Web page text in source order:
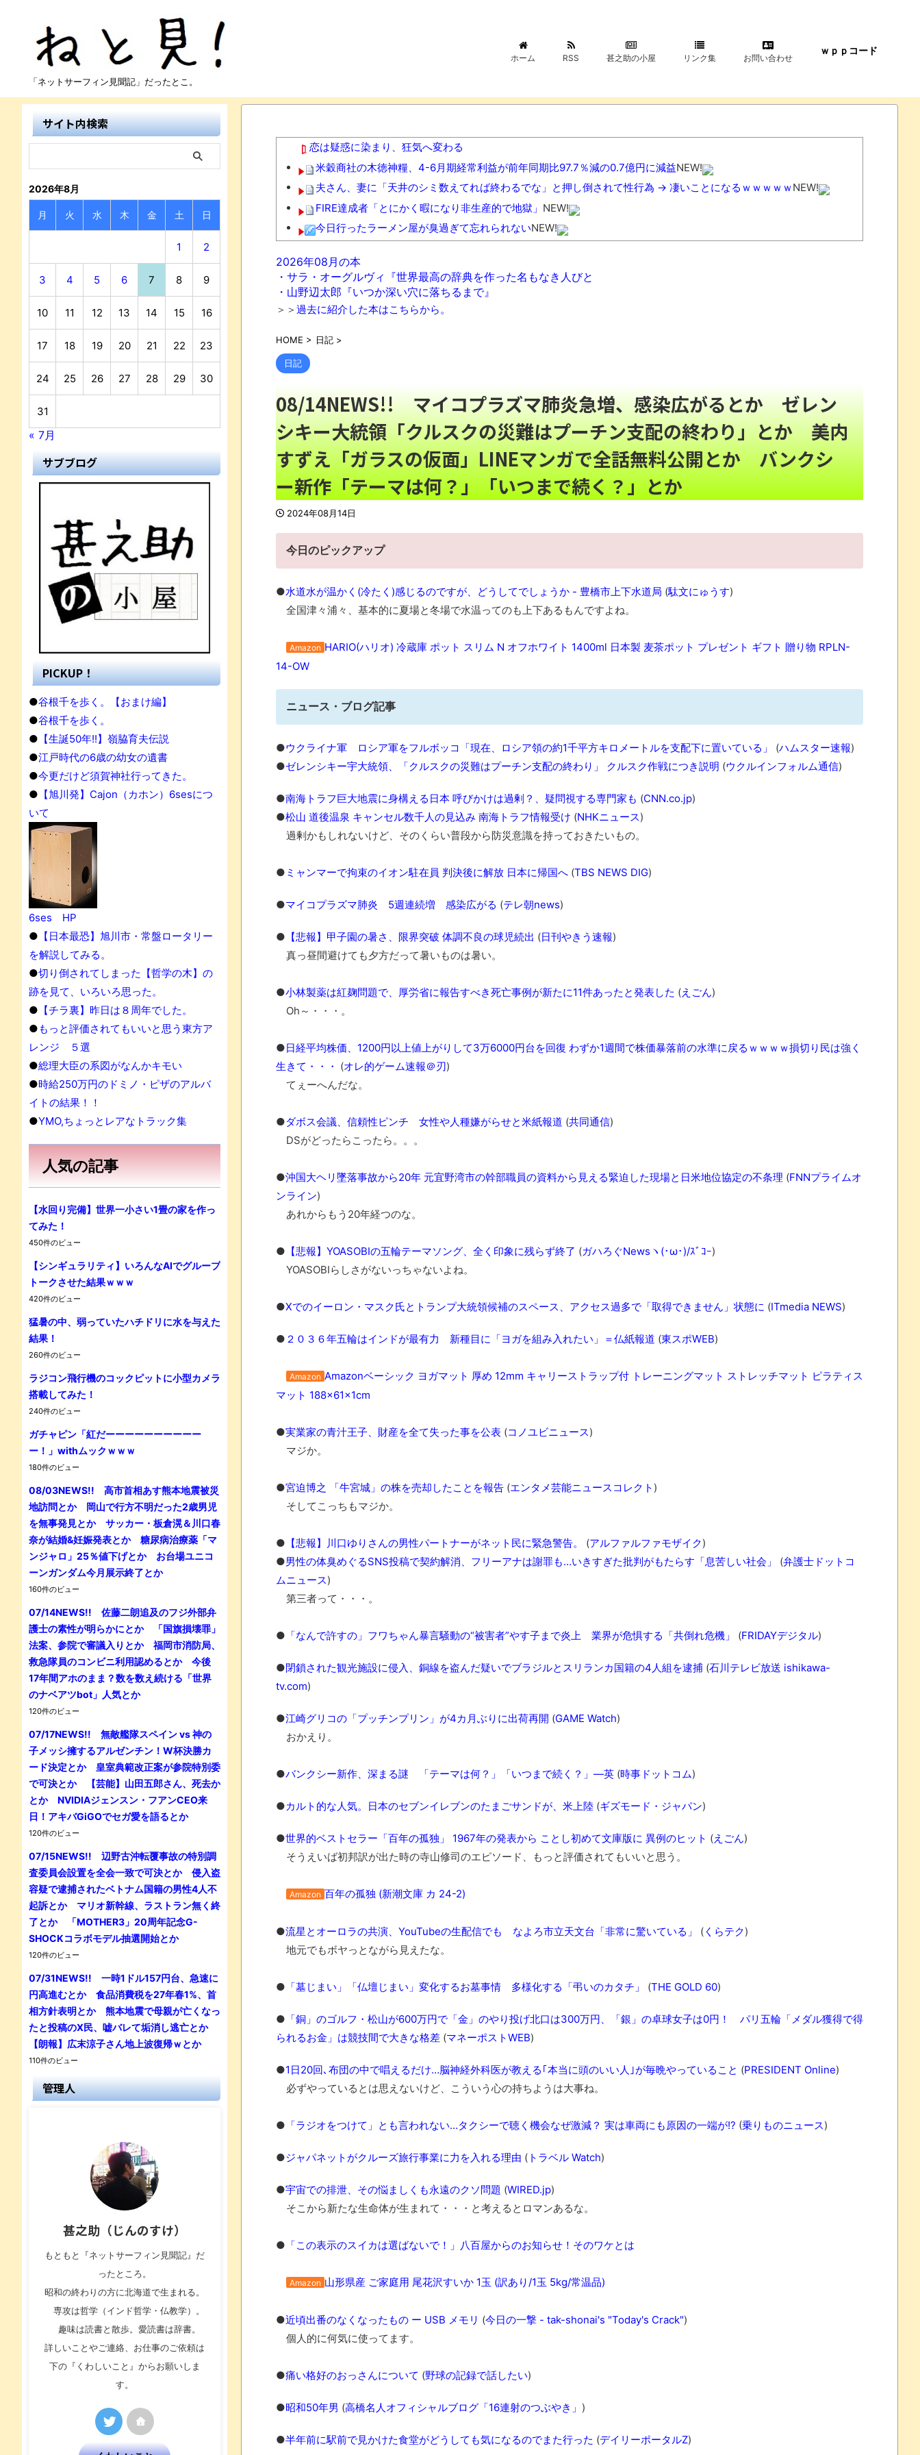
「ネットサーフィン見聞記」だったとこ。
ホーム RSS 甚之助の小屋 リンク集 お問い合わせ
ｗｐｐコード
恋は疑惑に染まり、狂気へ変わる
米穀商社の木徳神糧、4-6月期経常利益が前年同期比97.7％減の0.7億円に減益NEW!
夫さん、妻に「天井のシミ数えてれば終わるでな」と押し倒されて性行為 → 凄いことになるｗｗｗｗｗNEW!
FIRE達成者「とにかく暇になり非生産的で地獄」 NEW!
今日行ったラーメン屋が臭過ぎて忘れられないNEW!
ワイの妻(35)、町内会の掃除から汗だくで帰宅ｗｗｗｗｗｗ
【画像】このボケて、破壊力ありすぎてクッソワロタｗｗｗｗｗｗｗｗｗ
【有能】政府「トラックはサービスエリア利用有料化すればサボらず走るし流問題解決じゃね？」
【07日の新刊】「魔女と傭兵 9」「転生したら第七王子だったので、気ままに魔術を極めます 24」「ポンコツ魔王
の田舎暮らし 6」NEW!
【悲報】クロちゃん、まともになってしまう
NEW!
【AI】ルイス・フロイスが歌う『日本史』
週間少年ジャンプのグッズ(43億円分)を注文してキャンセルした32歳女が逮捕
凡庸な悪
ロープと滑車と犬マスクでエクストリーム変身。
お前らの身体の悩み教えてくれ
『FF15』が発売10周年！ノクティスフィギュアなどが当たる記念くじが登場です
「アメリカのヤンキーがアジア人にケンカを売った結果ｗｗｗ」 ほか
映画ちいかわ観に行ったので感想を書きます(若干ネタバレあり) 26/07/25
マケイン9巻＆アニメ公式ガイド感想
独学で挑んだ2026年二級建築士学科試験結果速報（仮）
体験談：仕事で同じビルの中に入っているグループ会社の嫁子 [ほのぼの]
葉月つばさちゃん、昔から見てるんだけどかなりお姉さんになったね
バージョンアップ情報更新 AOMEI Backupper Standard 8.3.0 などバージョンアップ
高嶋ちさ子、ダウン症の姉が暴行事件！事件の一部始終と衝撃の結末
果･････････････････････････････
長野県のなめこのデカさが規格外だったｗｗ
【画像】整形で2400万円超えの美女、水着グラビアに挑戦
歴ログは10周年ですがnoteに引っ越します
進撃の巨人シーズン7 ファイナルシーズンの感想
【衝撃】道志村の骨や服、沢の上流から流されてきた可能性・・・・・・・・・
オーストラリアの男性飛行家 太平洋横断飛行
【中国】パトカーの前で好演技www当たり屋やお煽り運転など盛りだくさん
「ム、ムリです・・・」メガネ美人ナースに入院中のオレのオナサポ懇願したら・・・
ナチスドイツは何故バルバロッサ作戦とかいう無茶に踏み切ってしまったのか
【極画像】名古屋の地下鉄wwwwwwwwwwww
見ていると！悲しくなってしまう猫の画像の数々！！
Powered by livedoor 相互RSS
2026年08月の本
・サラ・オーグルヴィ『世界最高の辞典を作った名もなき人びと
・山野辺太郎『いつか深い穴に落ちるまで』
＞＞ 過去に紹介した本はこちらから。
HOME > 日記 >
日記
08/14NEWS!! マイコプラズマ肺炎急増、感染広がるとか ゼレン
シキー大統領「クルスクの災難はプーチン支配の終わり」とか 美内
すずえ「ガラスの仮面」LINEマンガで全話無料公開とか バンクシ
ー新作「テーマは何？」「いつまで続く？」とか
2024年08月14日
今日のピックアップ
●水道水が温かく(冷たく)感じるのですが、どうしてでしょうか - 豊橋市上下水道局 (駄文にゅうす)
全国津々浦々、基本的に夏場と冬場で水温ってのも上下あるもんですよね。
Amazon HARIO(ハリオ) 冷蔵庫 ポット スリム N オフホワイト 1400ml 日本製 麦茶ポット プレゼント ギフト 贈り物 RPLN-
14-OW
ニュース・ブログ記事
●ウクライナ軍 ロシア軍をフルボッコ「現在、ロシア領の約1千平方キロメートルを支配下に置いている」 (ハムスター速報)
●ゼレンシキー宇大統領、「クルスクの災難はプーチン支配の終わり」 クルスク作戦につき説明 (ウクルインフォルム通信)
●南海トラフ巨大地震に身構える日本 呼びかけは過剰？、疑問視する専門家も (CNN.co.jp)
●松山 道後温泉 キャンセル数千人の見込み 南海トラフ情報受け (NHKニュース)
過剰かもしれないけど、そのくらい普段から防災意識を持っておきたいもの。
● ミャンマーで拘束のイオン駐在員 判決後に解放 日本に帰国へ (TBS NEWS DIG)
●マイコプラズマ肺炎 5週連続増 感染広がる (テレ朝news)
● 【悲報】甲子園の暑さ、限界突破 体調不良の球児続出 (日刊やきう速報)
真っ昼間避けても夕方だって暑いものは暑い。
●小林製薬は紅麹問題で、厚労省に報告すべき死亡事例が新たに11件あったと発表した (えごん)
Oh～・・・。
●日経平均株価、1200円以上値上がりして3万6000円台を回復 わずか1週間で株価暴落前の水準に戻るｗｗｗｗ損切り民は強く
生きて・・・ (オレ的ゲーム速報＠刃)
てぇーへんだな。
●ダボス会議、信頼性ピンチ 女性や人種嫌がらせと米紙報道 (共同通信)
DSがどったらこったら。。。
●沖国大ヘリ墜落事故から20年 元宜野湾市の幹部職員の資料から見える緊迫した現場と日米地位協定の不条理 (FNNプライムオ
ンライン)
あれからもう20年経つのな。
● 【悲報】YOASOBIの五輪テーマソング、全く印象に残らず終了 (ガハろぐNewsヽ(･ω･)/ｽﾞｺｰ)
YOASOBIらしさがないっちゃないよね。
●Xでのイーロン・マスク氏とトランプ大統領候補のスペース、アクセス過多で「取得できません」状態に (ITmedia NEWS)
● ２０３６年五輪はインドが最有力 新種目に「ヨガを組み入れたい」＝仏紙報道 (東スポWEB)
Amazon Amazonベーシック ヨガマット 厚め 12mm キャリーストラップ付 トレーニングマット ストレッチマット ピラティス
マット 188×61×1cm
●実業家の青汁王子、財産を全て失った事を公表 (コノユビニュース)
マジか。
●宮迫博之 「牛宮城」の株を売却したことを報告 (エンタメ芸能ニュースコレクト )
そしてこっちもマジか。
● 【悲報】川口ゆりさんの男性パートナーがネット民に緊急警告。 (アルファルファモザイク)
●男性の体臭めぐるSNS投稿で契約解消、フリーアナは謝罪も…いきすぎた批判がもたらす「息苦しい社会」 (弁護士ドットコ
ムニュース)
第三者って・・・。
● 「なんで許すの」フワちゃん暴言騒動の“被害者”やす子まで炎上 業界が危惧する「共倒れ危機」 (FRIDAYデジタル)
●閉鎖された観光施設に侵入、銅線を盗んだ疑いでブラジルとスリランカ国籍の4人組を逮捕 (石川テレビ放送 ishikawa-
tv.com)
●江崎グリコの「プッチンプリン」が4カ月ぶりに出荷再開 (GAME Watch)
おかえり。
●バンクシー新作、深まる謎 「テーマは何？」「いつまで続く？」―英 (時事ドットコム)
●カルト的な人気。日本のセブンイレブンのたまごサンドが、米上陸 (ギズモード・ジャパン)
●世界的ベストセラー「百年の孤独」 1967年の発表から ことし初めて文庫版に 異例のヒット (えごん)
そうえいば初邦訳が出た時の寺山修司のエピソード、もっと評価されてもいいと思う。
Amazon 百年の孤独 (新潮文庫 カ 24-2)
●流星とオーロラの共演、YouTubeの生配信でも なよろ市立天文台「非常に驚いている」 ( くらテク)
地元でもボヤっとながら見えたな。
● 「墓じまい」「仏壇じまい」変化するお墓事情 多様化する「弔いのカタチ」 (THE GOLD 60)
● 「銅」のゴルフ・松山が600万円で「金」のやり投げ北口は300万円、「銀」の卓球女子は0円！ パリ五輪「メダル獲得で得
られるお金」は競技間で大きな格差 (マネーポストWEB)
●1日20回､布団の中で唱えるだけ…脳神経外科医が教える｢本当に頭のいい人｣が毎晩やっていること (PRESIDENT Online)
必ずやっているとは思えないけど、こういう心の持ちようは大事ね。
● 「ラジオをつけて」とも言われない…タクシーで聴く機会なぜ激減？ 実は車両にも原因の一端が!? (乗りものニュース)
●ジャパネットがクルーズ旅行事業に力を入れる理由 ( トラベル Watch)
●宇宙での排泄、その悩ましくも永遠のクソ問題 (WIRED.jp)
そこから新たな生命体が生まれて・・・と考えるとロマンあるな。
● 「この表示のスイカは選ばないで！」八百屋からのお知らせ！そのワケとは
Amazon 山形県産 ご家庭用 尾花沢すいか 1玉 (訳あり/1玉 5kg/常温品)
●近頃出番のなくなったもの ー USB メモリ (今日の一撃 - tak-shonai's "Today's Crack")
個人的に何気に使ってます。
●痛い格好のおっさんについて (野球の記録で話したい)
●昭和50年男 (高橋名人オフィシャルブログ「16連射のつぶやき」 )
●半年前に駅前で見かけた食堂がどうしても気になるのでまた行った (デイリーポータルZ)
サイト内検索
2026年8月
月 火 水 木 金 土 日
1 2
3 4 5 6 7 8 9
10 11 12 13 14 15 16
17 18 19 20 21 22 23
24 25 26 27 28 29 30
31
« 7月
サブブログ
PICKUP！
●谷根千を歩く。【おまけ編】
●谷根千を歩く。
● 【生誕50年!!】嶺脇育夫伝説
●江戸時代の6歳の幼女の遺書
●今更だけど須賀神社行ってきた。
● 【旭川発】Cajon（カホン）6sesにつ
いて
6ses HP
● 【日本最恐】旭川市・常盤ロータリー
を解説してみる。
●切り倒されてしまった【哲学の木】の
跡を見て、いろいろ思った。
● 【チラ裏】昨日は８周年でした。
●もっと評価されてもいいと思う東方ア
レンジ ５選
●総理大臣の系図がなんかキモい
●時給250万円のドミノ・ピザのアルバ
イトの結果！！
●YMO,ちょっとレアなトラック集
人気の記事
【水回り完備】世界一小さい1畳の家を作っ
てみた！
450件のビュー
【シンギュラリティ】いろんなAIでグループ
トークさせた結果ｗｗｗ
420件のビュー
猛暑の中、弱っていたハチドリに水を与えた
結果！
260件のビュー
ラジコン飛行機のコックピットに小型カメラ
搭載してみた！
240件のビュー
ガチャピン「紅だーーーーーーーーーー
ー！」withムックｗｗｗ
180件のビュー
08/03NEWS!! 高市首相あす熊本地震被災
地訪問とか 岡山で行方不明だった2歳男児
を無事発見とか サッカー・板倉滉＆川口春
奈が結婚&妊娠発表とか 糖尿病治療薬「マ
ンジャロ」25％値下げとか お台場ユニコ
ーンガンダム今月展示終了とか
160件のビュー
07/14NEWS!! 佐藤二朗追及のフジ外部弁
護士の素性が明らかにとか 「国旗損壊罪」
法案、参院で審議入りとか 福岡市消防局、
救急隊員のコンビニ利用認めるとか 今後
17年間アホのまま？数を数え続ける「世界
のナベアツbot」人気とか
120件のビュー
07/17NEWS!! 無敵艦隊スペイン vs 神の
子メッシ擁するアルゼンチン！W杯決勝カ
ード決定とか 皇室典範改正案が参院特別委
で可決とか 【芸能】山田五郎さん、死去か
とか NVIDIAジェンスン・フアンCEO来
日！アキバGiGOでセガ愛を語るとか
120件のビュー
07/15NEWS!! 辺野古沖転覆事故の特別調
査委員会設置を全会一致で可決とか 侵入盗
容疑で逮捕されたベトナム国籍の男性4人不
起訴とか マリオ新幹線、ラストラン無く終
了とか 「MOTHER3」20周年記念G-
SHOCKコラボモデル抽選開始とか
120件のビュー
07/31NEWS!! 一時1ドル157円台、急速に
円高進むとか 食品消費税を27年春1%、首
相方針表明とか 熊本地震で母親が亡くなっ
たと投稿のX民、嘘バレて垢消し逃亡とか
【朗報】広末涼子さん地上波復帰ｗとか
110件のビュー
管理人
甚之助（じんのすけ）
もともと『ネットサーフィン見聞記』だ
ったところ。
昭和の終わりの方に北海道で生まれる。
専攻は哲学（インド哲学・仏教学）。
趣味は読書と散歩。愛読書は辞書。
詳しいことやご連絡、お仕事のご依頼は
下の『くわしいこと』からお願いしま
す。